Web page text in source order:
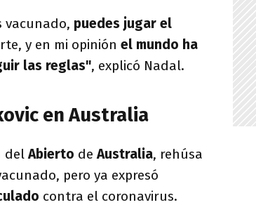
vacunado, puedes jugar el
y en mi opinión el mundo ha
las reglas", explicó Nadal.
en Australia
delAbierto deAustralia, rehúsa
pero ya expresó
contra el coronavirus.